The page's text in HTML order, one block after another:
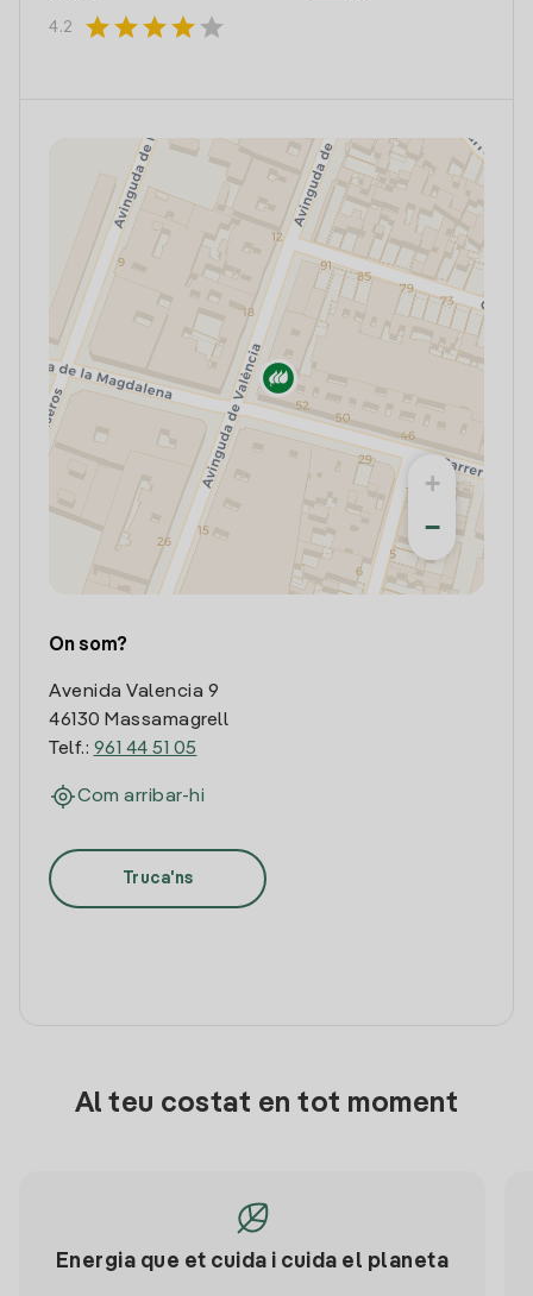
4.2 starstarstarstar star
+
−
On som?
Avenida Valencia 9
46130 Massamagrell
Telf.: 961 44 51 05
Com arribar-hi
Truca'ns
Al teu costat en tot moment
Energia que et cuida i cuida el planeta